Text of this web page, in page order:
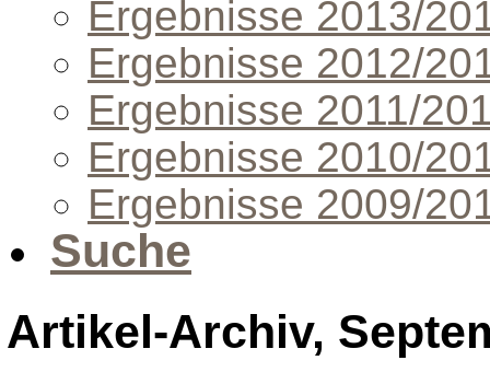
Ergebnisse 2013/
Ergebnisse 2012/
Ergebnisse 2011/
Ergebnisse 2010/
Ergebnisse 2009/
Suche
Artikel-Archiv,